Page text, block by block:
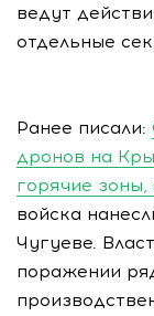
ведут
отдельные
Ранее писали:
дронов на
горячие
войска
Чугуеве.
поражении